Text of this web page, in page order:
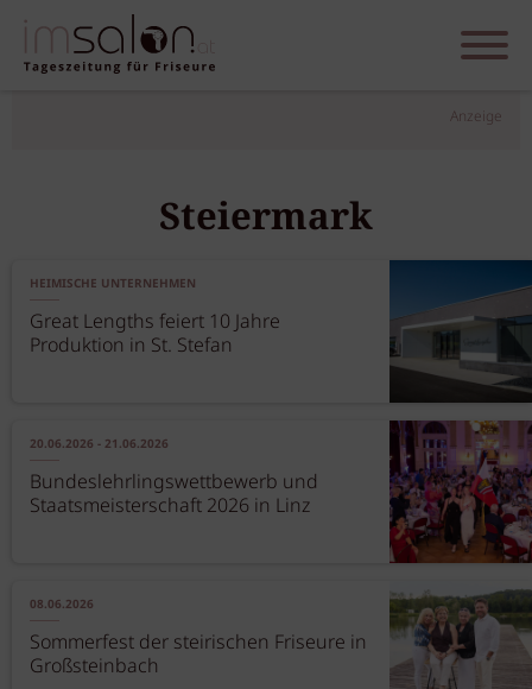
Anzeige
Steiermark
HEIMISCHE UNTERNEHMEN
Great Lengths feiert 10 Jahre
Produktion in St. Stefan
20.06.2026 - 21.06.2026
Bundeslehrlingswettbewerb und
Staatsmeisterschaft 2026 in Linz
08.06.2026
Sommerfest der steirischen Friseure in
Großsteinbach